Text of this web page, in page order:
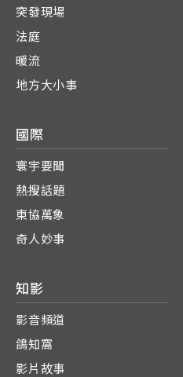
突發現場
法庭
暖流
地方大小事
國際
寰宇要聞
熱搜話題
東協萬象
奇人妙事
知影
影音頻道
鴿知窩
影片故事